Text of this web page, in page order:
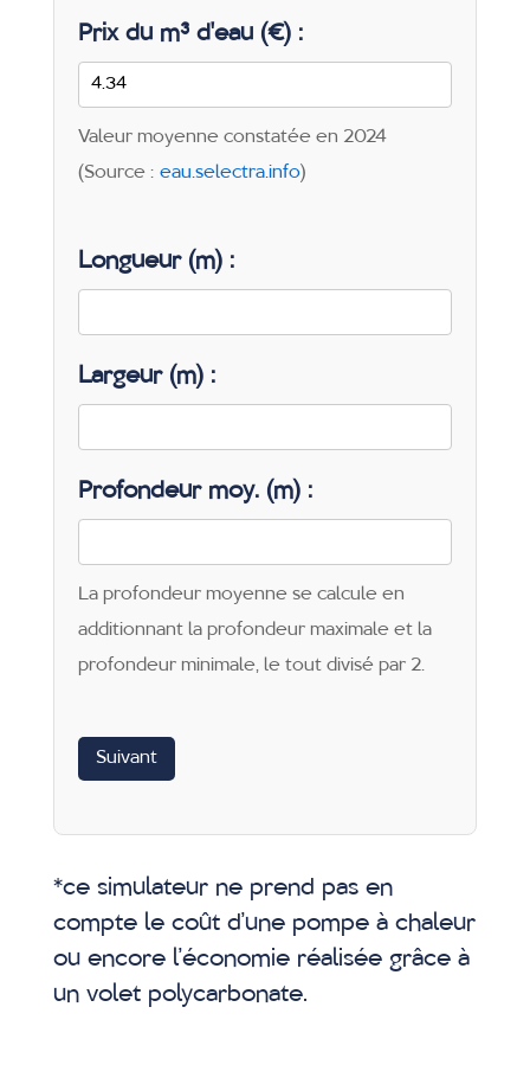
Prix du m³ d'eau (€) :
Valeur moyenne constatée en 2024
(Source : eau.selectra.info)
Longueur (m) :
Largeur (m) :
Profondeur moy. (m) :
La profondeur moyenne se calcule en
additionnant la profondeur maximale et la
profondeur minimale, le tout divisé par 2.
Suivant
*ce simulateur ne prend pas en
compte le coût d’une pompe à chaleur
ou encore l’économie réalisée grâce à
un volet polycarbonate.